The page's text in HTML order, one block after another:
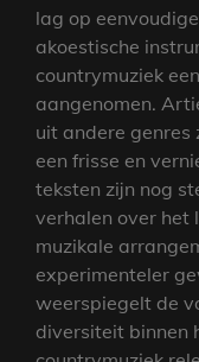
lag op
akoestische
countrymuziek
aangenomen.
uit andere genres
een frisse en
teksten zijn nog
verhalen over het
muzikale
experimenteler
weerspiegelt de
diversiteit binnen